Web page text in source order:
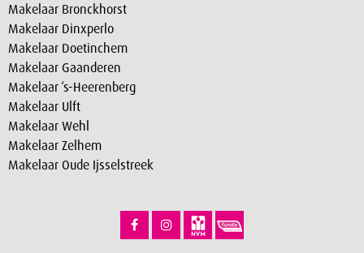
Makelaar Bronckhorst
Makelaar Dinxperlo
Makelaar Doetinchem
Makelaar Gaanderen
Makelaar ‘s-Heerenberg
Makelaar Ulft
Makelaar Wehl
Makelaar Zelhem
Makelaar Oude Ijsselstreek